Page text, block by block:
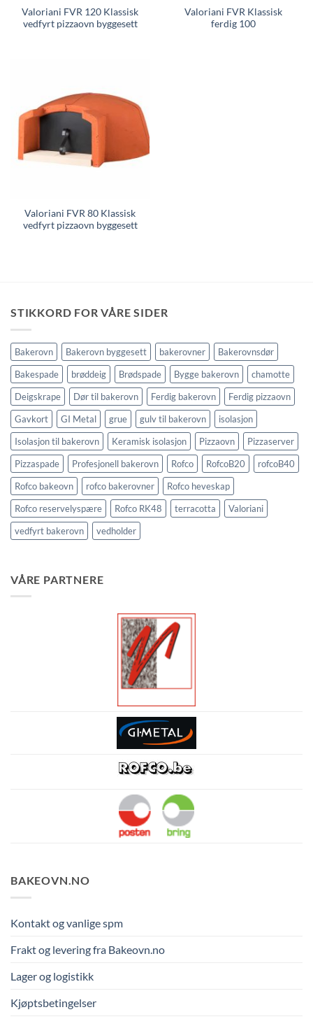
Valoriani FVR 120 Klassisk
vedfyrt pizzaovn byggesett
Valoriani FVR Klassisk
ferdig 100
Valoriani FVR 80 Klassisk
vedfyrt pizzaovn byggesett
STIKKORD FOR VÅRE SIDER
Bakerovn Bakerovn byggesett bakerovner
Bakerovnsdør
Bakespade
brøddeig Brødspade Bygge bakerovn
chamotte
Deigskrape
Dør til bakerovn Ferdig bakerovn
Ferdig pizzaovn
Gavkort
GI Metal grue gulv til bakerovn
isolasjon
Isolasjon til bakerovn
Keramisk isolasjon Pizzaovn
Pizzaserver
Pizzaspade
Profesjonell bakerovn Rofco RofcoB20
rofcoB40
Rofco bakeovn
rofco bakerovner
Rofco heveskap
Rofco reservelyspære
Rofco RK48 terracotta
Valoriani
vedfyrt bakerovn
vedholder
VÅRE PARTNERE
BAKEOVN.NO
Kontakt og vanlige spm
Frakt og levering fra Bakeovn.no
Lager og logistikk
Kjøptsbetingelser